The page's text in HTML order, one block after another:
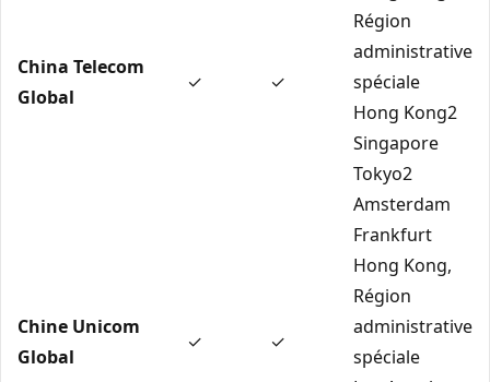
China Telecom
Global
✓ ✓
Région
administrative
spéciale
Hong Kong2
Singapore
Tokyo2
Chine Unicom
Global
✓ ✓
Amsterdam
Frankfurt
Hong Kong,
Région
administrative
spéciale